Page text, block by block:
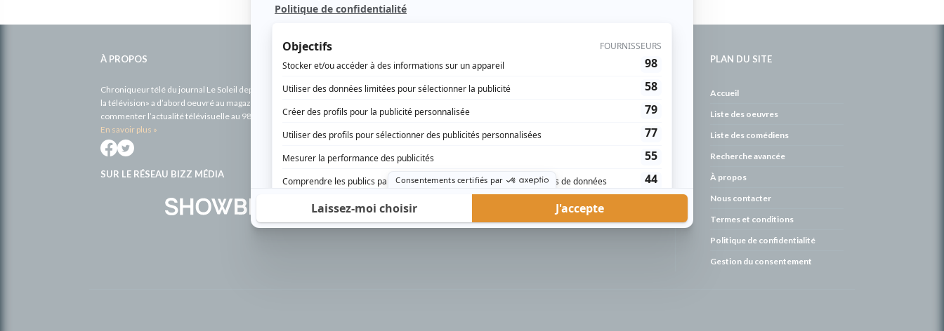
À PROPOS
Chroniqueur télé du journal Le Soleil depuis 2001, Richard Therrien carbure à son petit écran. Celui qu’on surnomme parfois «l’encyclopédie de
la télévision» a d’abord oeuvré au magazine TV Hebdo de 1996 à 2001. Sa spécialité: la télé québécoise. On peut l’entendre régulièrement
commenter l’actualité télévisuelle au 98,5.
En savoir plus »
SUR LE RÉSEAU BIZZ MÉDIA
PLAN DU SITE
Accueil
Liste des oeuvres
Liste des comédiens
Recherche avancée
À propos
Nous contacter
Termes et conditions
Politique de confidentialité
Gestion du consentement